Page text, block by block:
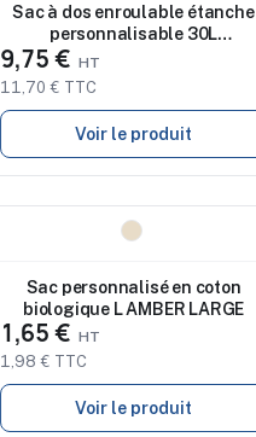
Sac à dos enroulable étanche
personnalisable 30L
SCUBAROLL
9,75 €
11,70 € TTC
Voir le produit
Sac personnalisé en coton
biologique L AMBER LARGE
1,65 €
1,98 € TTC
Voir le produit